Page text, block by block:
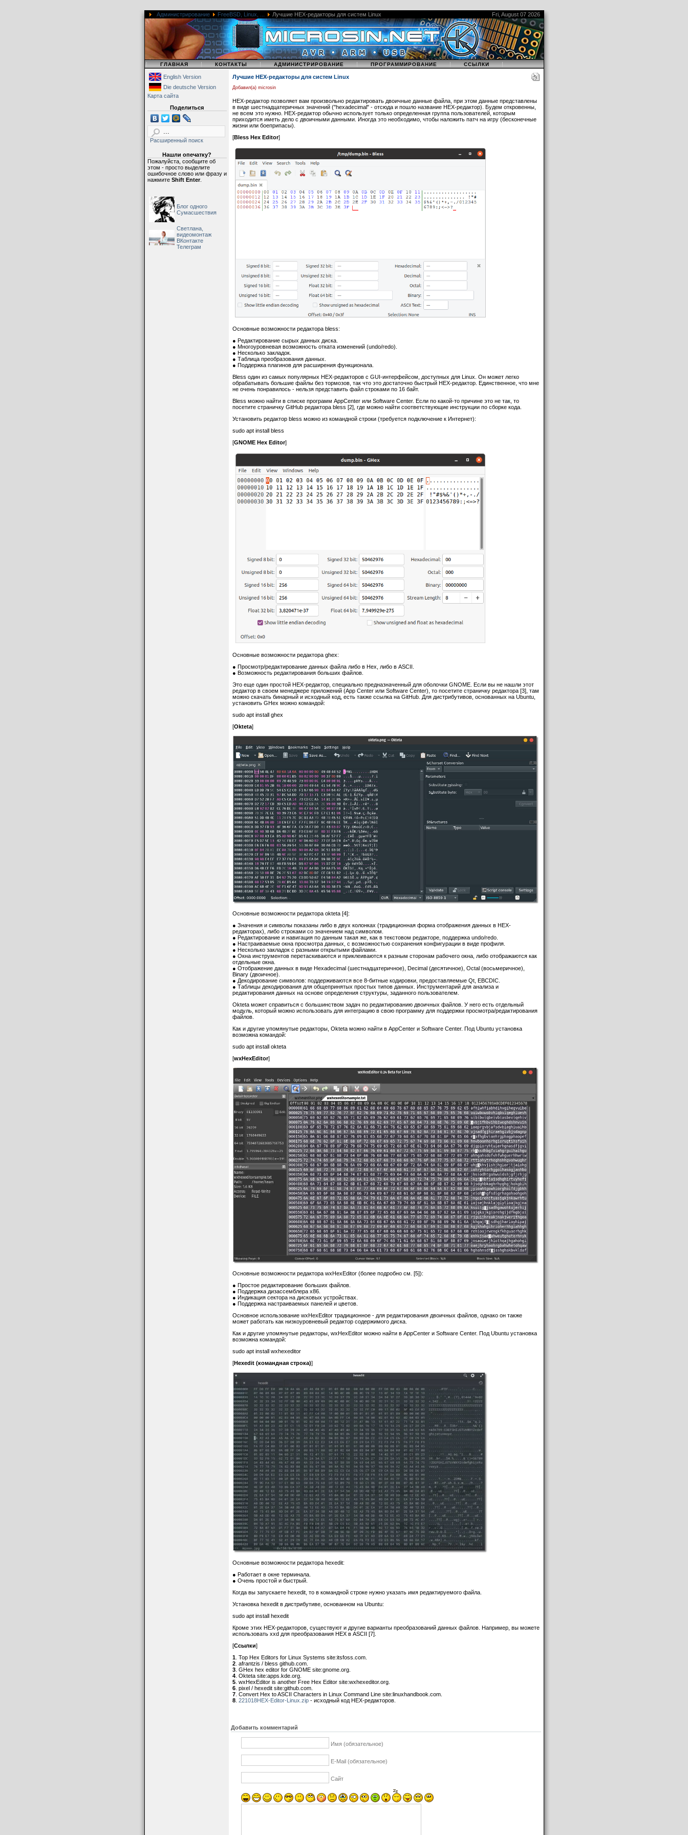
Администрирование FreeBSD, Linux, ... Лучшие HEX-редакторы для систем Linux Fri, August 07 2026
| ГЛАВНАЯ | КОНТАКТЫ | АДМИНИСТРИРОВАНИЕ | ПРОГРАММИРОВАНИЕ | ССЫЛКИ |
English Version
Die deutsche Version
Карта сайта
Поделиться
Расширенный поиск
Нашли опечатку?
Пожалуйста, сообщите об
этом - просто выделите
ошибочное слово или фразу и
нажмите Shift Enter.
Блог одного
Сумасшествия
Светлана,
видеомонтаж
ВКонтакте
Телеграм
Лучшие HEX-редакторы для систем Linux
Добавил(а) microsin
HEX-редактор позволяет вам произвольно редактировать двоичные данные файла, при этом данные представлены
в виде шестнадцатеричных значений ("hexadecimal" - отсюда и пошло название HEX-редактор). Будем откровенны,
не всем это нужно. HEX-редактор обычно использует только определенная группа пользователей, которым
приходится иметь дело с двоичными данными. Иногда это необходимо, чтобы наложить патч на игру (бесконечные
жизни или боеприпасы).
[Bless Hex Editor]
Основные возможности редактора bless:
● Редактирование сырых данных диска.
● Многоуровневая возможность отката изменений (undo/redo).
● Несколько закладок.
● Таблица преобразования данных.
● Поддержка плагинов для расширения функционала.
Bless один из самых популярных HEX-редакторов с GUI-интерфейсом, доступных для Linux. Он может легко
обрабатывать большие файлы без тормозов, так что это достаточно быстрый HEX-редактор. Единственное, что мне
не очень понравилось - нельзя представить файл строками по 16 байт.
Bless можно найти в списке программ AppCenter или Software Center. Если по какой-то причине это не так, то
посетите страничку GitHub редактора bless [2], где можно найти соответствующие инструкции по сборке кода.
Установить редактор bless можно из командной строки (требуется подключение к Интернет):
sudo apt install bless
[GNOME Hex Editor]
Основные возможности редактора ghex:
● Просмотр/редактирование данных файла либо в Hex, либо в ASCII.
● Возможность редактирования больших файлов.
Это еще один простой HEX-редактор, специально предназначенный для оболочки GNOME. Если вы не нашли этот
редактор в своем менеджере приложений (App Center или Software Center), то посетите страничку редактора [3], там
можно скачать бинарный и исходный код, есть также ссылка на GitHub. Для дистрибутивов, основанных на Ubuntu,
установить GHex можно командой:
sudo apt install ghex
[Okteta]
Основные возможности редактора okteta [4]:
● Значения и символы показаны либо в двух колонках (традиционная форма отображения данных в HEX-
редакторах), либо строками со значением над символом.
● Редактирование и навигация по данным такая же, как в текстовом редакторе, поддержка undo/redo.
● Настраиваемые окна просмотра данных, с возможностью сохранения конфигурации в виде профиля.
● Несколько закладок с разными открытыми файлами.
● Окна инструментов перетаскиваются и приклеиваются к разным сторонам рабочего окна, либо отображаются как
отдельные окна.
● Отображение данных в виде Hexadecimal (шестнадцатеричное), Decimal (десятичное), Octal (восьмеричное),
Binary (двоичное).
● Декодирование символов: поддерживаются все 8-битные кодировки, предоставляемые Qt, EBCDIC.
● Таблицы декодирования для общепринятых простых типов данных. Инструментарий для анализа и
редактирования данных на основе определения структуры, заданного пользователем.
Okteta может справиться с большинством задач по редактированию двоичных файлов. У него есть отдельный
модуль, который можно использовать для интеграцию в свою программу для поддержки просмотра/редактирования
файлов.
Как и другие упомянутые редакторы, Okteta можно найти в AppCenter и Software Center. Под Ubuntu установка
возможна командой:
sudo apt install okteta
[wxHexEditor]
Основные возможности редактора wxHexEditor (более подробно см. [5]):
● Простое редактирование больших файлов.
● Поддержка дизассемблера x86.
● Индикация сектора на дисковых устройствах.
● Поддержка настраиваемых панелей и цветов.
Основное использование wxHexEditor традиционное - для редактирования двоичных файлов, однако он также
может работать как низкоуровневый редактор содержимого диска.
Как и другие упомянутые редакторы, wxHexEditor можно найти в AppCenter и Software Center. Под Ubuntu установка
возможна командой:
sudo apt install wxhexeditor
[Hexedit (командная строка)]
Основные возможности редактора hexedit:
● Работает в окне терминала.
● Очень простой и быстрый.
Когда вы запускаете hexedit, то в командной строке нужно указать имя редактируемого файла.
Установка hexedit в дистрибутиве, основанном на Ubuntu:
sudo apt install hexedit
Кроме этих HEX-редакторов, существуют и другие варианты преобразований данных файлов. Например, вы можете
использовать xxd для преобразования HEX в ASCII [7].
[Ссылки]
1. Top Hex Editors for Linux Systems site:itsfoss.com.
2. afrantzis / bless github.com.
3. GHex hex editor for GNOME site:gnome.org.
4. Okteta site:apps.kde.org.
5. wxHexEditor is another Free Hex Editor site:wxhexeditor.org.
6. pixel / hexedit site:github.com.
7. Convert Hex to ASCII Characters in Linux Command Line site:linuxhandbook.com.
8. 221018HEX-Editor-Linux.zip- исходный код HEX-редакторов.
Добавить комментарий
Имя (обязательное)
E-Mail (обязательное)
Сайт